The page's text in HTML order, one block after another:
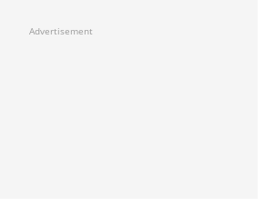
Advertisement